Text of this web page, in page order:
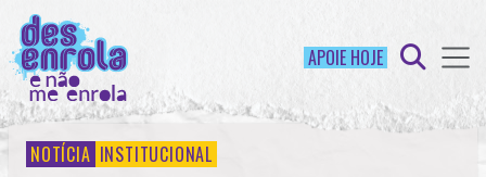
APOIE HOJE
NOTÍCIA INSTITUCIONAL